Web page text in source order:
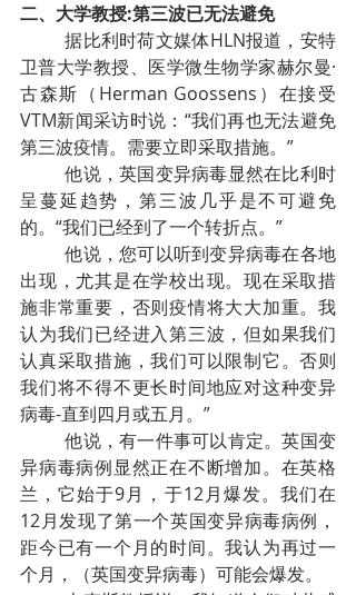
二、大学教授:第三波已无法避免
据比利时荷文媒体HLN报道，安特
卫普大学教授、医学微生物学家赫尔曼·
古森斯（Herman Goossens）在接受
VTM新闻采访时说：“我们再也无法避免
第三波疫情。需要立即采取措施。”
他说，英国变异病毒显然在比利时
呈蔓延趋势，第三波几乎是不可避免
的。“我们已经到了一个转折点。”
他说，您可以听到变异病毒在各地
出现，尤其是在学校出现。现在采取措
施非常重要，否则疫情将大大加重。我
认为我们已经进入第三波，但如果我们
认真采取措施，我们可以限制它。否则
我们将不得不更长时间地应对这种变异
病毒-直到四月或五月。”
他说，有一件事可以肯定。英国变
异病毒病例显然正在不断增加。在英格
兰，它始于9月，于12月爆发。我们在
12月发现了第一个英国变异病毒病例，
距今已有一个月的时间。我认为再过一
个月，（英国变异病毒）可能会爆发。